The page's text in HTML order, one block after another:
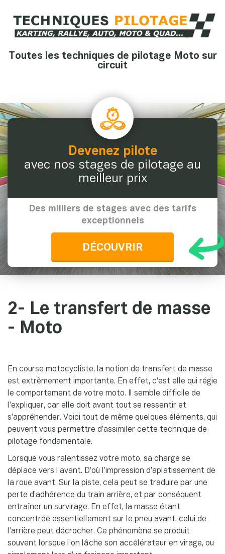
Toutes les techniques de pilotage Moto sur
circuit
Devenez pilote
avec nos stages de pilotage au
meilleur prix
Des milliers de stages avec des tarifs
exceptionnels
DÉCOUVRIR
2- Le transfert de masse
- Moto
En course motocycliste, la notion de transfert de masse
est extrêmement importante. En effet, c’est elle qui régie
le comportement de votre moto. Il semble difficile de
l’expliquer, car elle doit avant tout se ressentir et
s’appréhender. Voici tout de même quelques éléments, qui
peuvent vous permettre d’assimiler cette technique de
pilotage fondamentale.
Lorsque vous ralentissez votre moto, sa charge se
déplace vers l’avant. D’où l’impression d’aplatissement de
la roue avant. Sur la piste, cela peut se traduire par une
perte d’adhérence du train arrière, et par conséquent
entraîner un survirage. En effet, la masse étant
concentrée essentiellement sur le pneu avant, celui de
l’arrière peut décrocher. Ce phénomène se produit
souvent lorsque l’on lâche son accélérateur en virage, ou